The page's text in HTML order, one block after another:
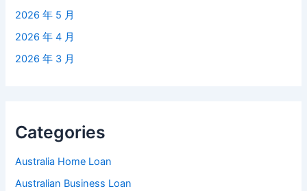
2026 年 5 月
2026 年 4 月
2026 年 3 月
Categories
Australia Home Loan
Australian Business Loan